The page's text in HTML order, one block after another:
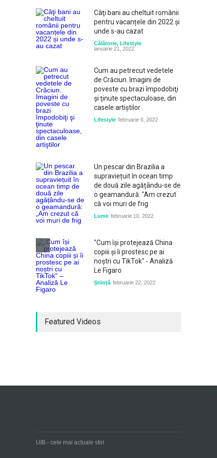
Câţi bani au cheltuit românii
pentru vacanțele din 2022 și
unde s-au cazat
Călătorie, Lifestyle
ianuarie 21, 2022
Cum au petrecut vedetele
de Crăciun. Imagini de
poveste cu brazi împodobiţi
şi ţinute spectaculoase, din
casele artiştilor
Lifestyle februarie 6, 2022
Un pescar din Brazilia a
supraviețuit în ocean timp
de două zile agățându-se de
o geamandură: "Am crezut
că voi muri de frig
Lume februarie 10, 2022
"Cum își protejează China
copiii și îi prostesc pe ai
noștri cu TikTok" - Analiză
Le Figaro
Știință februarie 22, 2022
Featured Videos
UIB - cele mai actuale stiri